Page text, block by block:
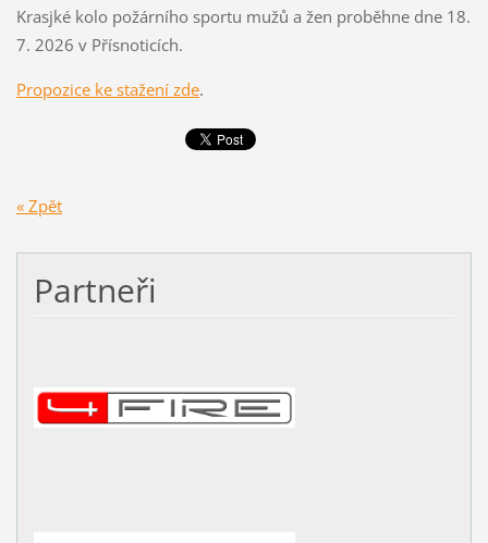
Krasjké kolo požárního sportu mužů a žen proběhne dne 18.
7. 2026 v Přísnoticích.
Propozice ke stažení zde.
« Zpět
Partneři